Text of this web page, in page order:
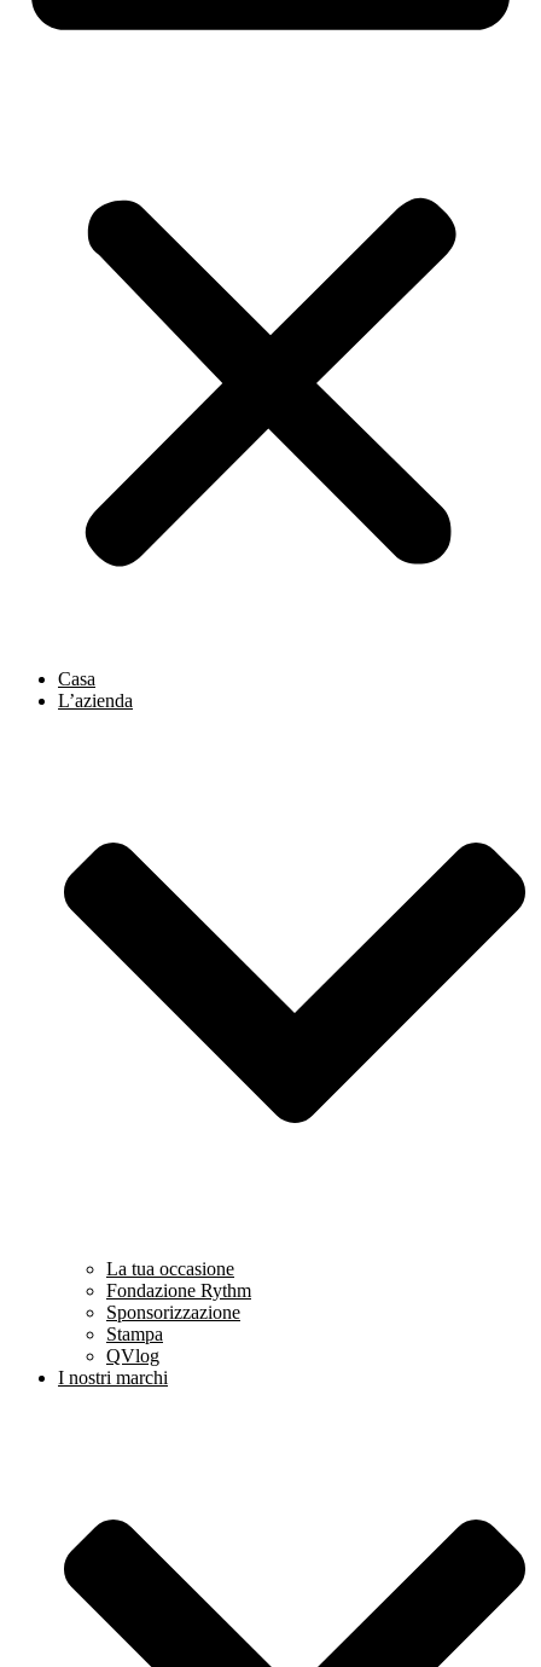
Casa
L’azienda
La tua occasione
Fondazione Rythm
Sponsorizzazione
Stampa
QVlog
I nostri marchi